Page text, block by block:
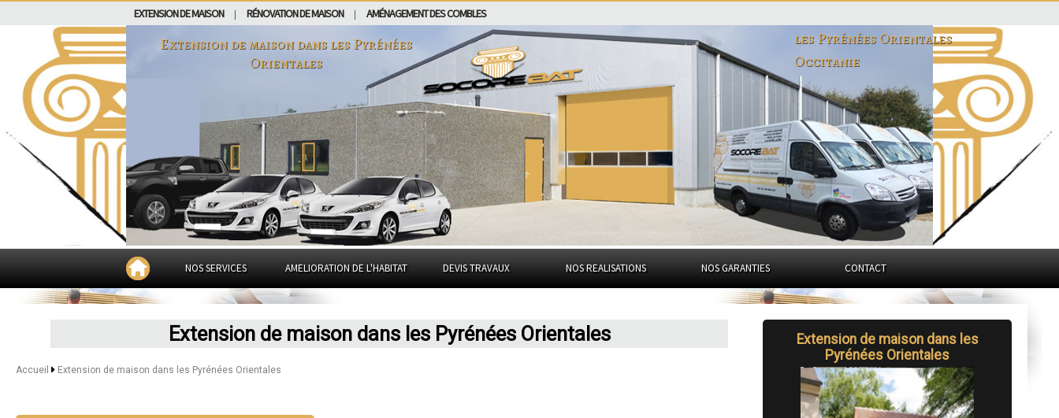
EXTENSION DE MAISON RÉNOVATION DE MAISON AMÉNAGEMENT DES COMBLES
Extension de maison dans les Pyrénées
Orientales
les Pyrénées Orientales
Occitanie
NOS SERVICES AMELIORATION DE L'HABITAT DEVIS TRAVAUX NOS REALISATIONS NOS GARANTIES CONTACT
Extension de maison dans les Pyrénées Orientales
Accueil Extension de maison dans les Pyrénées Orientales
Extension de maison dans les
Pyrénées Orientales